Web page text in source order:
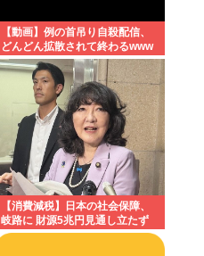
【動画】例の首吊り自殺配信、
どんどん拡散されて終わるwww
【消費減税】日本の社会保障、
岐路に 財源5兆円見通し立たず